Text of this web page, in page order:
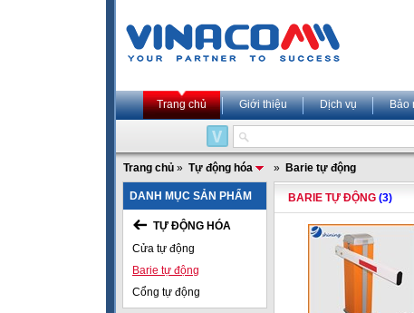
Trang chủ Giới thiệu Dịch vụ Bảo
Trang chủ » Tự động hóa » Barie tự động
DANH MỤC SẢN PHẨM
TỰ ĐỘNG HÓA
Cửa tự động
Barie tự động
Cổng tự động
BARIE TỰ ĐỘNG (3)